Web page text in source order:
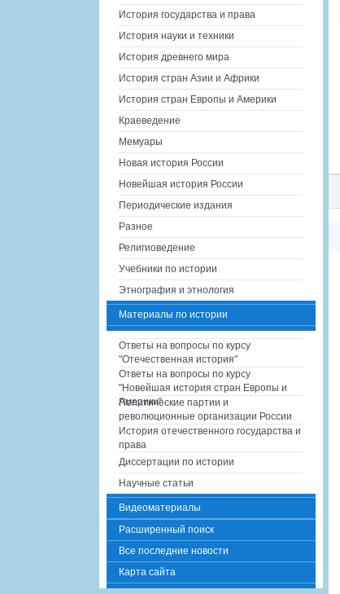
История государства и права
История науки и техники
История древнего мира
История стран Азии и Африки
История стран Европы и Америки
Краеведение
Мемуары
Новая история России
Новейшая история России
Периодические издания
Разное
Религиоведение
Учебники по истории
Этнография и этнология
Материалы по истории
Ответы на вопросы по курсу
"Отечественная история"
Ответы на вопросы по курсу
"Новейшая история стран Европы и
Америки"
Политические партии и
революционные организации России
История отечественного государства и
права
Диссертации по истории
Научные статьи
Видеоматериалы
Расширенный поиск
Все последние новости
Карта сайта